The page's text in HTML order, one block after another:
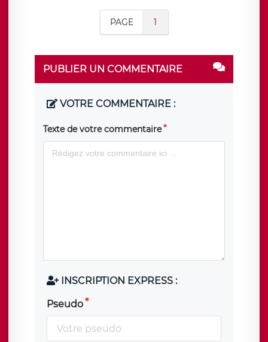
PAGE 1
PUBLIER UN COMMENTAIRE
VOTRE COMMENTAIRE :
Texte de votre commentaire
INSCRIPTION EXPRESS :
Pseudo